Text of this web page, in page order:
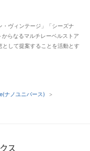
・ヴィンテージ」「シーズナ
らなるマルチレーベルストア
して提案することを活動とす
ナノユニバース)
ス